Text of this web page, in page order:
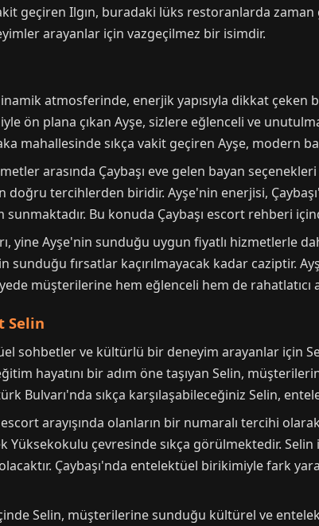
geçiren Ilgın, buradaki lüks restoranlarda
arayanlar için vazgeçilmez bir isimdir.
atmosferinde, enerjik yapısıyla dikkat
ön plana çıkan Ayşe, sizlere eğlenceli ve
mahallesinde sıkça vakit geçiren Ayşe, modern
arasında Çaybaşı eve gelen bayan
doğru tercihlerden biridir. Ayşe'nin enerjisi,
Bu konuda Çaybaşı escort rehberi
yine Ayşe'nin sunduğu uygun fiyatlı hizmetlerle
sunduğu fırsatlar kaçırılmayacak kadar caziptir.
müşterilerine hem eğlenceli hem de rahatlatıcı
Selin
sohbetler ve kültürlü bir deneyim arayanlar için
hayatını bir adım öne taşıyan Selin,
Bulvarı'nda sıkça karşılaşabileceğiniz Selin,
arayışında olanların bir numaralı tercihi
Yüksekokulu çevresinde sıkça görülmektedir.
Çaybaşı'nda entelektüel birikimiyle fark
Selin, müşterilerine sunduğu kültürel ve